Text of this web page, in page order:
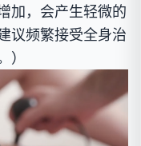
加，会产生轻微的
议频繁接受全身治
）